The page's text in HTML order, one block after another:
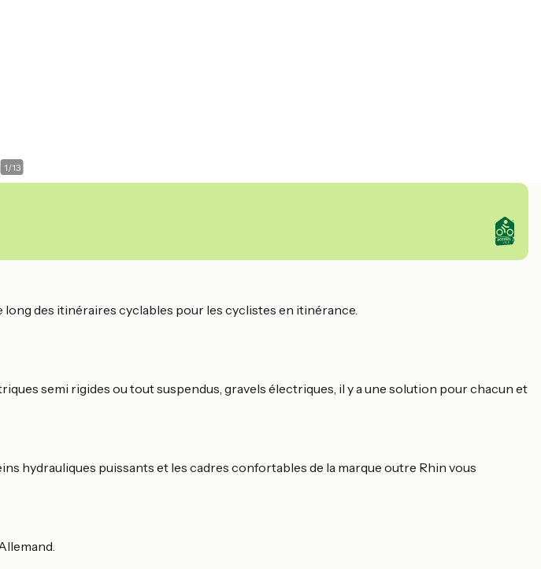
1/13
long des itinéraires cyclables pour les cyclistes en itinérance.
semi rigides ou tout suspendus, gravels électriques, il y a une solution pour chacun et
hydrauliques puissants et les cadres confortables de la marque outre Rhin vous